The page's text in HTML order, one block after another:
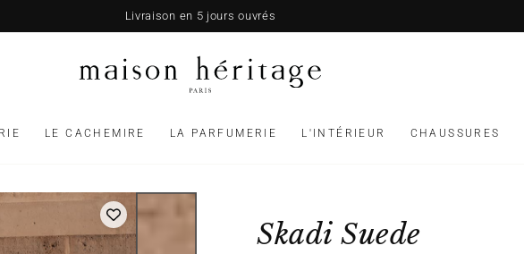
Livraison en 5 jours ouvrés
LE CACHEMIRE LA PARFUMERIE L'INTÉRIEUR CHAUSSURES
Skadi Suede